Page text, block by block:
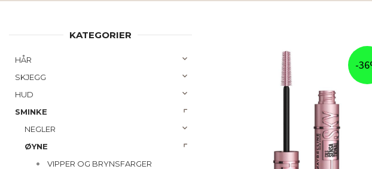
-
KATEGORIER
HÅR
SKJEGG
HUD
SMINKE
NEGLER
ØYNE
VIPPER OG BRYNSFARGER